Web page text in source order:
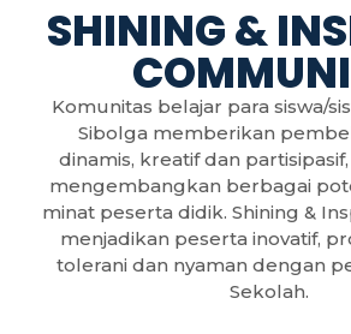
SHINING &
Komunitas belajar para siswa/
Sibolga memberikan
dinamis, kreatif dan
mengembangkan berbagai
minat peserta didik. Shining &
menjadikan peserta inovatif,
tolerani dan nyaman dengan
Sekolah.